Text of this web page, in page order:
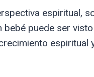
espiritual,
bebé puede ser
espiritual